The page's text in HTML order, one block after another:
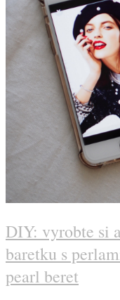
DIY: vyrobte si
baretku s
pearl beret